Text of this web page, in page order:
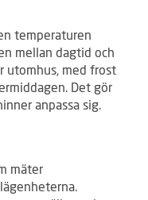
temperaturen
mellan dagtid och
utomhus, med frost
Det gör
anpassa sig.
mäter